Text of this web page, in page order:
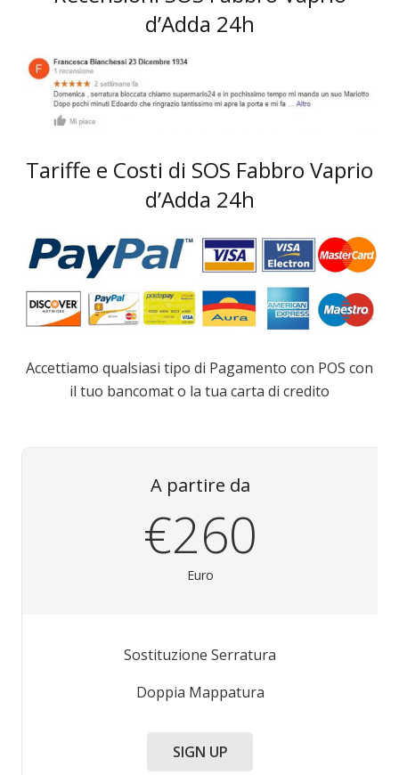
d’Adda 24h
Tariffe e Costi di SOS Fabbro Vaprio
d’Adda 24h
Accettiamo qualsiasi tipo di Pagamento con POS con
il tuo bancomat o la tua carta di credito
A partire da
€260
Euro
Sostituzione Serratura
Doppia Mappatura
SIGN UP